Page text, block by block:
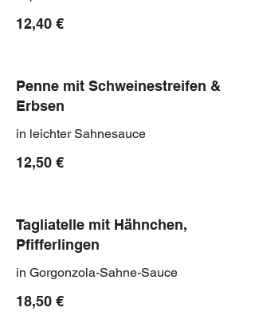
12,40 €
Penne mit Schweinestreifen &
Erbsen
in leichter Sahnesauce
12,50 €
Tagliatelle mit Hähnchen,
Pfifferlingen
in Gorgonzola-Sahne-Sauce
18,50 €